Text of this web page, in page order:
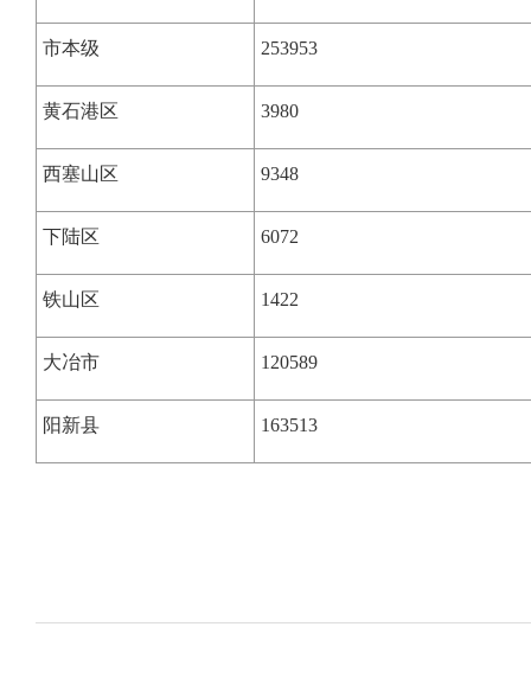
市本级 253953
黄石港区 3980
西塞山区 9348
下陆区 6072
铁山区 1422
大冶市 120589
阳新县 163513